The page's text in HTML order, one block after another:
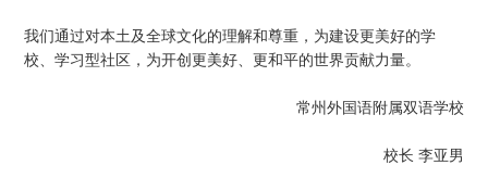
我们通过对本土及全球文化的理解和尊重，为建设更美好的学
校、学习型社区，为开创更美好、更和平的世界贡献力量。
常州外国语附属双语学校
校长 李亚男